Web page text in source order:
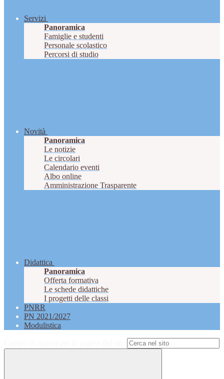
Servizi
Panoramica
Famiglie e studenti
Personale scolastico
Percorsi di studio
Novità
Panoramica
Le notizie
Le circolari
Calendario eventi
Albo online
Amministrazione Trasparente
Didattica
Panoramica
Offerta formativa
Le schede didattiche
I progetti delle classi
PNRR
PN 2021/2027
Modulistica